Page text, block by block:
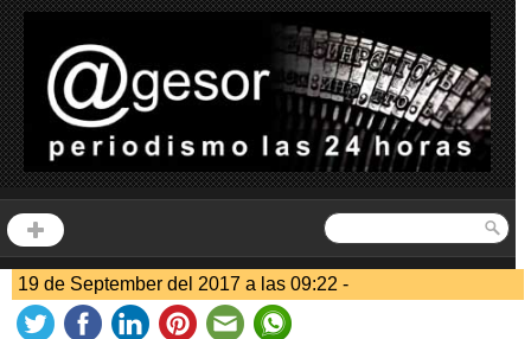
19 de September del 2017 a las 09:22 -